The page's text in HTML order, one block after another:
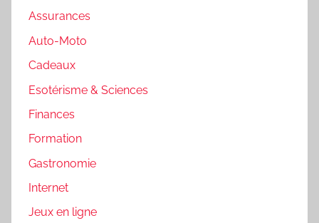
Assurances
Auto-Moto
Cadeaux
Esotérisme & Sciences
Finances
Formation
Gastronomie
Internet
Jeux en ligne